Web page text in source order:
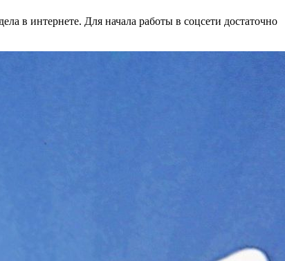
в интернете. Для начала работы в соцсети достаточно